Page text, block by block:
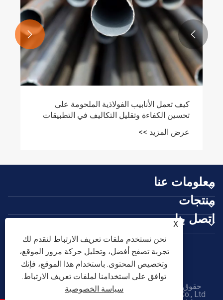
كيف تعمل الأنابيب الفولاذية الملحومة على
تحسين الكفاءة وتقليل التكاليف في التطبيقات
الصناعية
عرض المزيد >>


معلومات عنا
منتجات
اتصل بنا
تابعنا
حقوق الطبع والنشر © 2026 Tianjin Shunchen Hongye
Enterprise Management Co., Ltd. جميع الحقوق محفوظة.
X
نحن نستخدم ملفات تعريف الارتباط لنقدم لك
تجربة تصفح أفضل، وتحليل حركة مرور الموقع،
وتخصيص المحتوى. باستخدام هذا الموقع، فإنك
توافق على استخدامنا لملفات تعريف الارتباط.
سياسة الخصوصية